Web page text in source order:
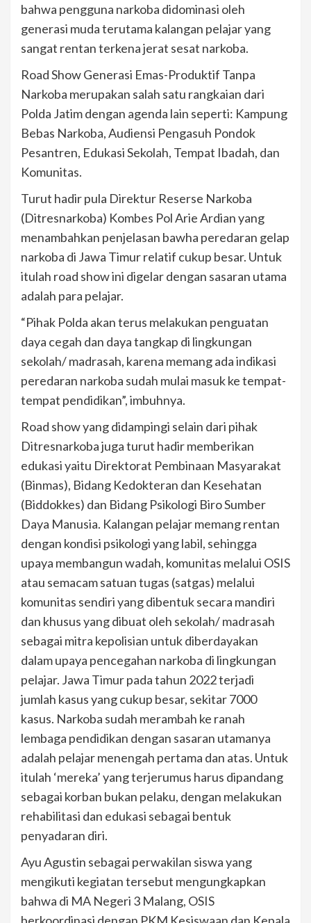
bahwa pengguna narkoba didominasi oleh
generasi muda terutama kalangan pelajar yang
sangat rentan terkena jerat sesat narkoba.
Road Show Generasi Emas-Produktif Tanpa
Narkoba merupakan salah satu rangkaian dari
Polda Jatim dengan agenda lain seperti: Kampung
Bebas Narkoba, Audiensi Pengasuh Pondok
Pesantren, Edukasi Sekolah, Tempat Ibadah, dan
Komunitas.
Turut hadir pula Direktur Reserse Narkoba
(Ditresnarkoba) Kombes Pol Arie Ardian yang
menambahkan penjelasan bawha peredaran gelap
narkoba di Jawa Timur relatif cukup besar. Untuk
itulah road show ini digelar dengan sasaran utama
adalah para pelajar.
“Pihak Polda akan terus melakukan penguatan
daya cegah dan daya tangkap di lingkungan
sekolah/ madrasah, karena memang ada indikasi
peredaran narkoba sudah mulai masuk ke tempat-
tempat pendidikan”, imbuhnya.
Road show yang didampingi selain dari pihak
Ditresnarkoba juga turut hadir memberikan
edukasi yaitu Direktorat Pembinaan Masyarakat
(Binmas), Bidang Kedokteran dan Kesehatan
(Biddokkes) dan Bidang Psikologi Biro Sumber
Daya Manusia. Kalangan pelajar memang rentan
dengan kondisi psikologi yang labil, sehingga
upaya membangun wadah, komunitas melalui OSIS
atau semacam satuan tugas (satgas) melalui
komunitas sendiri yang dibentuk secara mandiri
dan khusus yang dibuat oleh sekolah/ madrasah
sebagai mitra kepolisian untuk diberdayakan
dalam upaya pencegahan narkoba di lingkungan
pelajar. Jawa Timur pada tahun 2022 terjadi
jumlah kasus yang cukup besar, sekitar 7000
kasus. Narkoba sudah merambah ke ranah
lembaga pendidikan dengan sasaran utamanya
adalah pelajar menengah pertama dan atas. Untuk
itulah ‘mereka’ yang terjerumus harus dipandang
sebagai korban bukan pelaku, dengan melakukan
rehabilitasi dan edukasi sebagai bentuk
penyadaran diri.
Ayu Agustin sebagai perwakilan siswa yang
mengikuti kegiatan tersebut mengungkapkan
bahwa di MA Negeri 3 Malang, OSIS